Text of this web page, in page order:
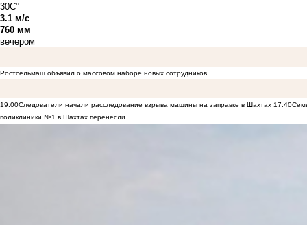
30C°
3.1 м/с
760 мм
вечером
Ростсельмаш объявил о массовом наборе новых сотрудников
19:00Следователи начали расследование взрыва машины на заправке в Шахтах 17:40
поликлиники №1 в Шахтах перенесли